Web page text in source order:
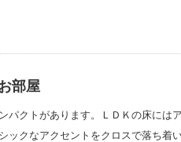
部屋
パクトがあります。ＬＤＫの床には
ックなアクセントをクロスで落ち着